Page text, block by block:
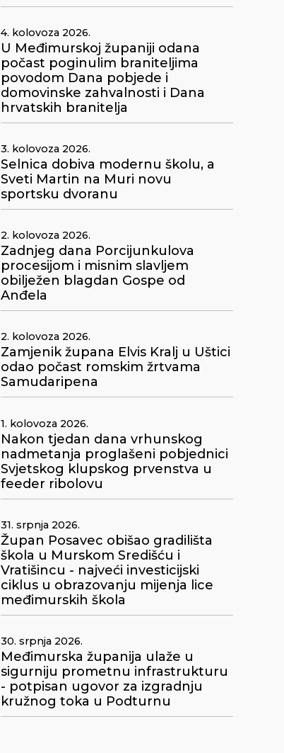
4. kolovoza 2026.
U Međimurskoj županiji odana
počast poginulim braniteljima
povodom Dana pobjede i
domovinske zahvalnosti i Dana
hrvatskih branitelja
3. kolovoza 2026.
Selnica dobiva modernu školu, a
Sveti Martin na Muri novu
sportsku dvoranu
2. kolovoza 2026.
Zadnjeg dana Porcijunkulova
procesijom i misnim slavljem
obilježen blagdan Gospe od
Anđela
2. kolovoza 2026.
Zamjenik župana Elvis Kralj u Uštici
odao počast romskim žrtvama
Samudaripena
1. kolovoza 2026.
Nakon tjedan dana vrhunskog
nadmetanja proglašeni pobjednici
Svjetskog klupskog prvenstva u
feeder ribolovu
31. srpnja 2026.
Župan Posavec obišao gradilišta
škola u Murskom Središću i
Vratišincu - najveći investicijski
ciklus u obrazovanju mijenja lice
međimurskih škola
30. srpnja 2026.
Međimurska županija ulaže u
sigurniju prometnu infrastrukturu
- potpisan ugovor za izgradnju
kružnog toka u Podturnu